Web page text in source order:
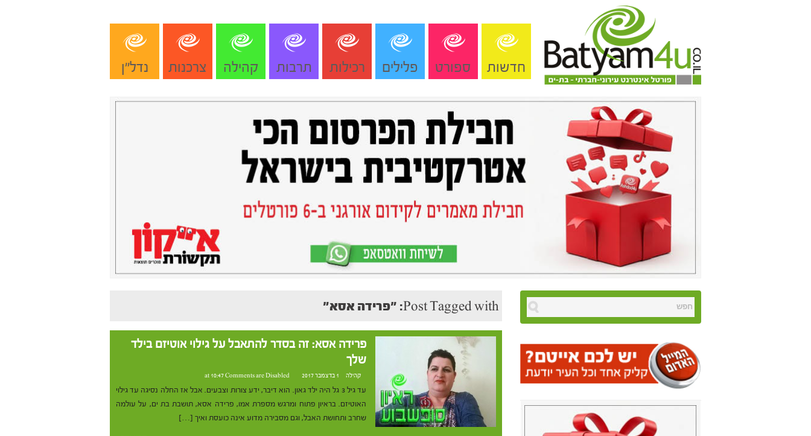
חדשות ספורט פלילים רכילות תרבות קהילה צרכנות נדל"ן
Post Tagged with: "פרידה אסא"
פרידה אסא: זה בסדר להתאבל על גילוי אוטיזם בילד
שלך
קהילה 1 בדצמבר 2017 at 10:47 Comments are Disabled
עד גיל 3 גל היה ילד גאון. הוא דיבר, ידע צורות וצבעים. אבל אז החלה נסיגה עד גילוי
האוטיזם. בראיון פתוח ומרגש מספרת אמו, פרידה אסא, תושבת בת ים, על עולמה
שחרב ותחושת האבל, וגם מסבירה מדוע אינה כועסת ואיך […]